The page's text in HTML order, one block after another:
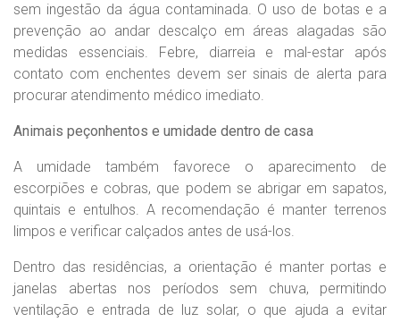
sem ingestão da água contaminada. O uso de botas e a
prevenção ao andar descalço em áreas alagadas são
medidas essenciais. Febre, diarreia e mal-estar após
contato com enchentes devem ser sinais de alerta para
procurar atendimento médico imediato.
Animais peçonhentos e umidade dentro de casa
A umidade também favorece o aparecimento de
escorpiões e cobras, que podem se abrigar em sapatos,
quintais e entulhos. A recomendação é manter terrenos
limpos e verificar calçados antes de usá-los.
Dentro das residências, a orientação é manter portas e
janelas abertas nos períodos sem chuva, permitindo
ventilação e entrada de luz solar, o que ajuda a evitar